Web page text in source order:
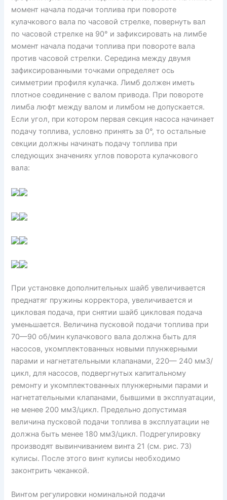
момент начала подачи топлива при повороте
кулачкового вала по часовой стрелке, повернуть вал
по часовой стрелке на 90° и зафиксировать на лимбе
момент начала подачи топлива при повороте вала
против часовой стрелки. Середина между двумя
зафиксированными точками определяет ось
симметрии профиля кулачка. Лимб должен иметь
плотное соединение с валом привода. При повороте
лимба люфт между валом и лимбом не допускается.
Если угол, при котором первая секция насоса начинает
подачу топлива, условно принять за 0°, то остальные
секции должны начинать подачу топлива при
следующих значениях углов поворота кулачкового
вала:
При установке дополнительных шайб увеличивается
преднатяг пружины корректора, увеличивается и
цикловая подача, при снятии шайб цикловая подача
уменьшается. Величина пусковой подачи топлива при
70—90 об/мин кулачкового вала должна быть для
насосов, укомплектованных новыми плунжерными
парами и нагнетательными клапанами, 220— 240 мм3/
цикл, для насосов, подвергнутых капитальному
ремонту и укомплектованных плунжерными парами и
нагнетательными клапанами, бывшими в эксплуатации,
не менее 200 мм3/цикл. Предельно допустимая
величина пусковой подачи топлива в эксплуатации не
должна быть менее 180 мм3/цикл. Подрегулировку
производят вывинчиванием винта 21 (см. рис. 73)
кулисы. После этого винт кулисы необходимо
законтрить чеканкой.
Винтом регулировки номинальной подачи